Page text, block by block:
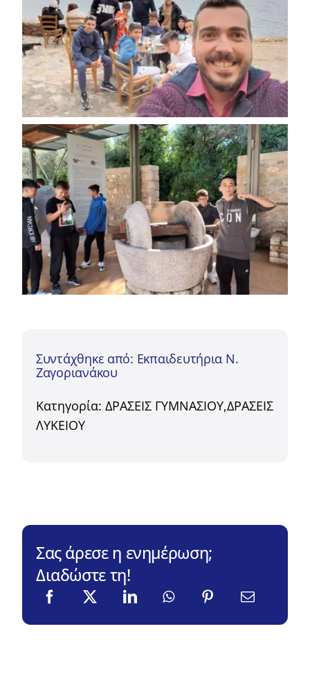
Συντάχθηκε από: Εκπαιδευτήρια Ν.
Ζαγοριανάκου
Κατηγορία: ΔΡΑΣΕΙΣ ΓΥΜΝΑΣΙΟΥ,ΔΡΑΣΕΙΣ
ΛΥΚΕΙΟΥ
Σας άρεσε η ενημέρωση;
Διαδώστε τη!